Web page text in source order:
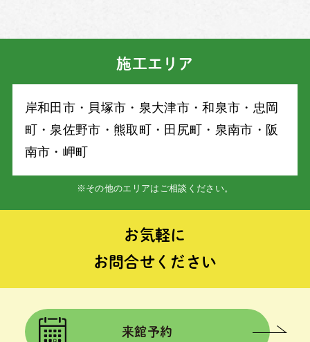
施工エリア
岸和⽥市・⾙塚市・泉⼤津市・和泉市・忠岡
町・泉佐野市・熊取町・⽥尻町・泉南市・阪
南市・岬町
※その他のエリアはご相談ください。
お気軽に
お問合せください
来館予約